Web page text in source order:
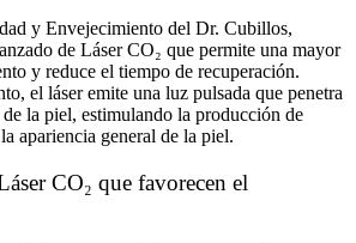
y Envejecimiento del Dr. Cubillos,
de Láser CO₂ que permite una mayor
y reduce el tiempo de recuperación.
el láser emite una luz pulsada que penetra
de la piel, estimulando la producción de
apariencia general de la piel.
CO₂ que favorecen el